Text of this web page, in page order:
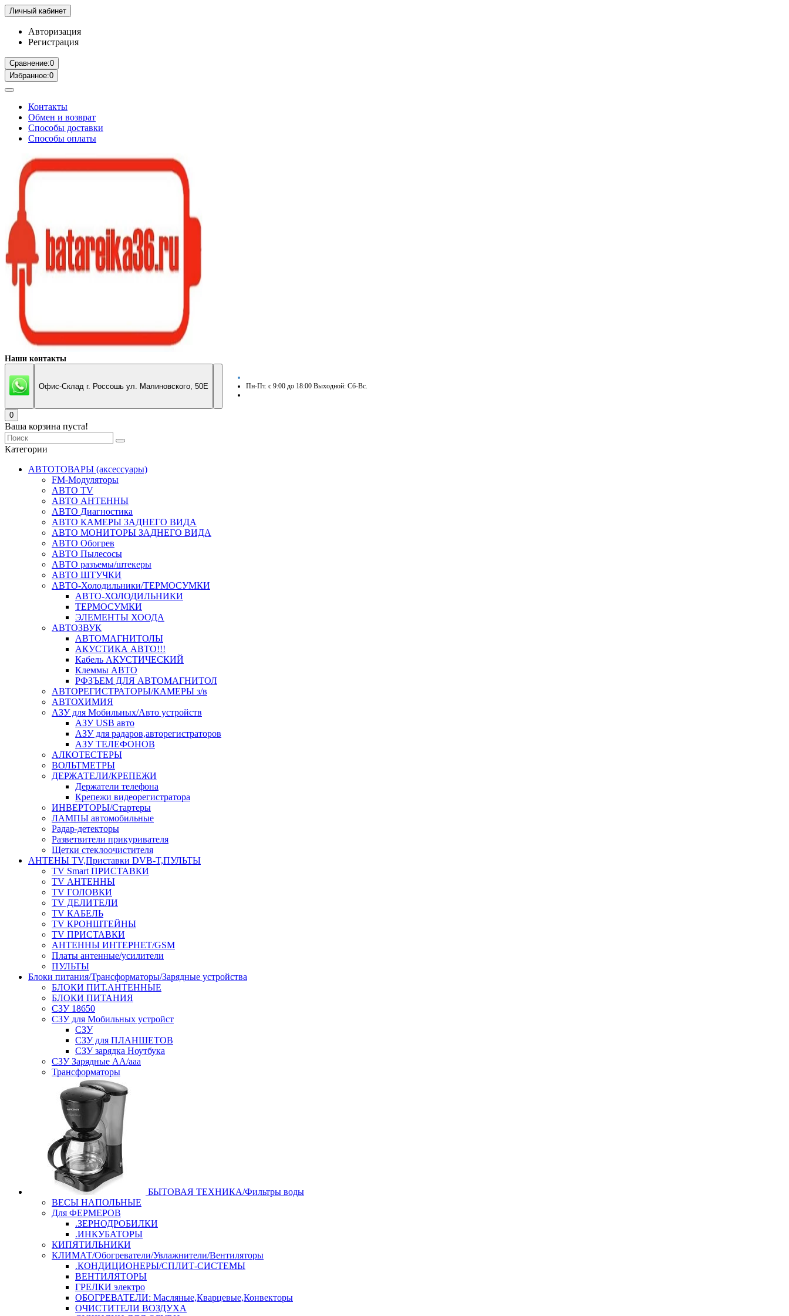
Личный кабинет
Авторизация
Регистрация
Сравнение:0
Избранное:0
Контакты
Обмен и возврат
Способы доставки
Способы оплаты
Наши контакты
Офис-Склад г. Россошь ул. Малиновского, 50Е Пн-Пт. с 9:00 до 18:00 Выходной: Сб-Вс.
0
Ваша корзина пуста!
Категории
АВТОТОВАРЫ (аксессуары)
FM-Модуляторы
АВТО TV
АВТО АНТЕННЫ
АВТО Диагностика
АВТО КАМЕРЫ ЗАДНЕГО ВИДА
АВТО МОНИТОРЫ ЗАДНЕГО ВИДА
АВТО Обогрев
АВТО Пылесосы
АВТО разъемы/штекеры
АВТО ШТУЧКИ
АВТО-Холодильники/ТЕРМОСУМКИ
АВТО-ХОЛОДИЛЬНИКИ
ТЕРМОСУМКИ
ЭЛЕМЕНТЫ ХООДА
АВТОЗВУК
АВТОМАГНИТОЛЫ
АКУСТИКА АВТО!!!
Кабель АКУСТИЧЕСКИЙ
Клеммы АВТО
РФЗЪЕМ ДЛЯ АВТОМАГНИТОЛ
АВТОРЕГИСТРАТОРЫ/КАМЕРЫ з/в
АВТОХИМИЯ
АЗУ для Мобильных/Авто устройств
АЗУ USB авто
АЗУ для радаров,авторегистраторов
АЗУ ТЕЛЕФОНОВ
АЛКОТЕСТЕРЫ
ВОЛЬТМЕТРЫ
ДЕРЖАТЕЛИ/КРЕПЕЖИ
Держатели телефона
Крепежи видеорегистратора
ИНВЕРТОРЫ/Стартеры
ЛАМПЫ автомобильные
Радар-детекторы
Разветвители прикуривателя
Щетки стеклоочистителя
АНТЕНЫ ТV,Приставки DVB-T,ПУЛЬТЫ
TV Smart ПРИСТАВКИ
TV АНТЕННЫ
TV ГОЛОВКИ
TV ДЕЛИТЕЛИ
TV КАБЕЛЬ
TV КРОНШТЕЙНЫ
TV ПРИСТАВКИ
АНТЕННЫ ИНТЕРНЕТ/GSM
Платы антенные/усилители
ПУЛЬТЫ
Блоки питания/Трансформаторы/Зарядные устройства
БЛОКИ ПИТ.АНТЕННЫЕ
БЛОКИ ПИТАНИЯ
СЗУ 18650
СЗУ для Мобильных устройст
СЗУ
СЗУ для ПЛАНШЕТОВ
СЗУ зарядка Ноутбука
СЗУ Зарядные АА/ааа
Трансформаторы
БЫТОВАЯ ТЕХНИКА/Фильтры воды
ВЕСЫ НАПОЛЬНЫЕ
Для ФЕРМЕРОВ
.ЗЕРНОДРОБИЛКИ
.ИНКУБАТОРЫ
КИПЯТИЛЬНИКИ
КЛИМАТ/Обогреватели/Увлажнители/Вентиляторы
.КОНДИЦИОНЕРЫ/СПЛИТ-СИСТЕМЫ
ВЕНТИЛЯТОРЫ
ГРЕЛКИ электро
ОБОГРЕВАТЕЛИ: Масляные,Кварцевые,Конвекторы
ОЧИСТИТЕЛИ ВОЗДУХА